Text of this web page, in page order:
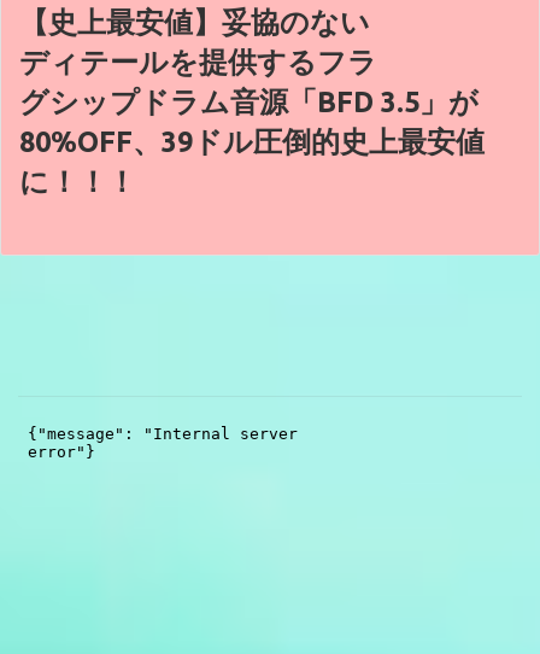
【史上最安値】妥協のない
ディテールを提供するフラ
グシップドラム音源「BFD 3.5」が
80%OFF、39ドル圧倒的史上最安値
に！！！